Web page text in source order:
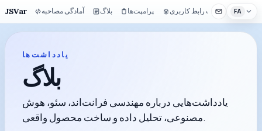
JSVar آمادگی مصاحبه بلاگ پرامپت‌ها کیت رابط کاربری FA
یادداشت‌ها
بلاگ
یادداشت‌هایی درباره مهندسی فرانت‌اند، سئو، هوش
مصنوعی، تحلیل داده و ساخت محصول واقعی.